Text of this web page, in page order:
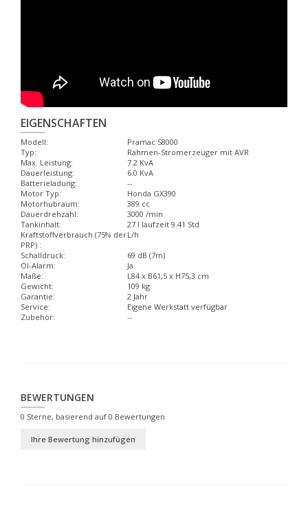
EIGENSCHAFTEN
Modell:
Pramac S8000
Typ:
Rahmen-Stromerzeuger mit AVR
Max. Leistung:
7.2 KvA
Dauerleistung:
6.0 KvA
Batterieladung:
--
Motor Typ:
Honda GX390
Motorhubraum:
389 cc
Dauerdrehzahl:
3000 /min
Tankinhalt:
27 l laufzeit 9.41 Std
Kraftstoffverbrauch (75% der
PRP) :
L/h
Schalldruck:
69 dB (7m)
Öl-Alarm:
Ja
Maße:
L84 x B61,5 x H75,3 cm
Gewicht:
109 kg
Garantie:
2 Jahr
Service:
Eigene Werkstatt verfügbar
Zubehör:
--
BEWERTUNGEN
0 Sterne, basierend auf 0 Bewertungen
Ihre Bewertung hinzufügen